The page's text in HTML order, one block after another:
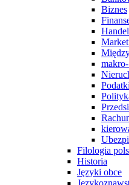
Biznes
Handel
Filologia
Historia
Języki obce